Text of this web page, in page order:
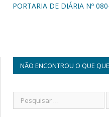
PORTARIA DE DIÁRIA Nº
NÃO ENCONTROU O QUE